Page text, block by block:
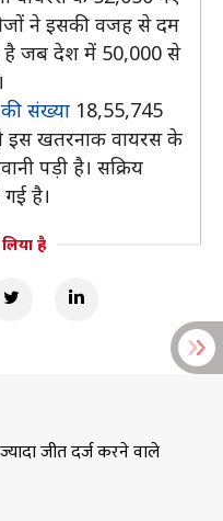
ने इसकी वजह से दम
है जब देश में 50,000 से
संख्या 18,55,745
इस खतरनाक वायरस के
पड़ी है। सक्रिय
है।
है
जीत दर्ज करने वाले